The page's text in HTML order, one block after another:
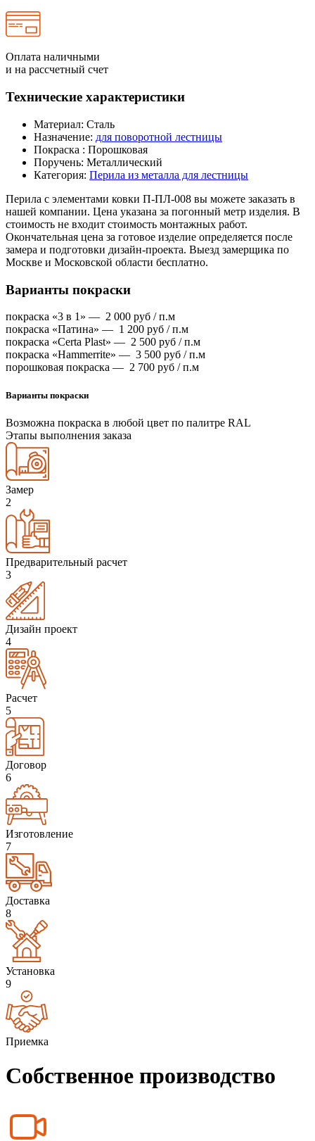
Оплата наличными
и на рассчетный счет
Технические характеристики
Материал: Сталь
Назначение: для поворотной лестницы
Покраска : Порошковая
Поручень: Металлический
Категория: Перила из металла для лестницы
Перила с элементами ковки П-ПЛ-008 вы можете заказать в
нашей компании. Цена указана за погонный метр изделия. В
стоимость не входит стоимость монтажных работ.
Окончательная цена за готовое изделие определяется после
замера и подготовки дизайн-проекта. Выезд замерщика по
Москве и Московской области бесплатно.
Варианты покраски
покраска «3 в 1» — 2 000 руб / п.м
покраска «Патина» — 1 200 руб / п.м
покраска «Certa Plast» — 2 500 руб / п.м
покраска «Hammerrite» — 3 500 руб / п.м
порошковая покраска — 2 700 руб / п.м
Варианты покраски
Возможна покраска в любой цвет по палитре RAL
Этапы выполнения заказа
Замер
2
Предварительный расчет
3
Дизайн проект
4
Расчет
5
Договор
6
Изготовление
7
Доставка
8
Установка
9
Приемка
Собственное производство